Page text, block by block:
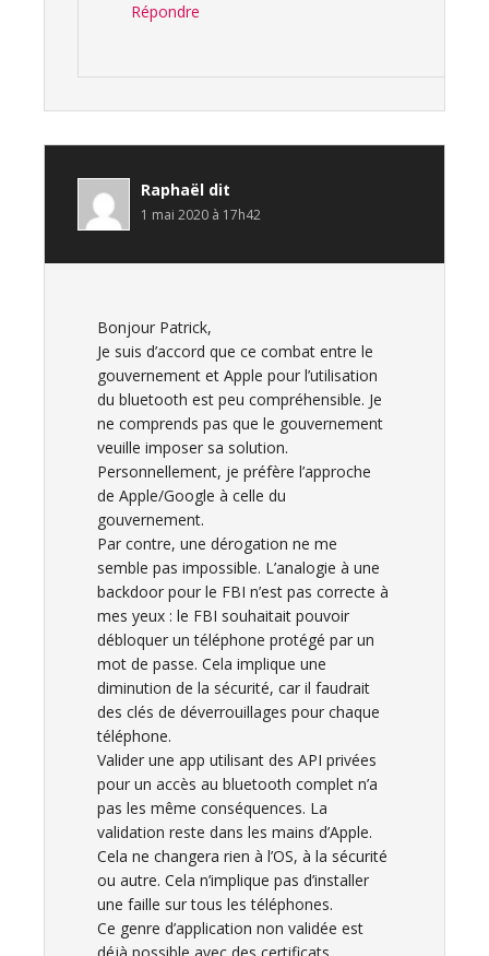
Répondre
Raphaël dit
1 mai 2020 à 17h42
Bonjour Patrick,
Je suis d’accord que ce combat entre le
gouvernement et Apple pour l’utilisation
du bluetooth est peu compréhensible. Je
ne comprends pas que le gouvernement
veuille imposer sa solution.
Personnellement, je préfère l’approche
de Apple/Google à celle du
gouvernement.
Par contre, une dérogation ne me
semble pas impossible. L’analogie à une
backdoor pour le FBI n’est pas correcte à
mes yeux : le FBI souhaitait pouvoir
débloquer un téléphone protégé par un
mot de passe. Cela implique une
diminution de la sécurité, car il faudrait
des clés de déverrouillages pour chaque
téléphone.
Valider une app utilisant des API privées
pour un accès au bluetooth complet n’a
pas les même conséquences. La
validation reste dans les mains d’Apple.
Cela ne changera rien à l’OS, à la sécurité
ou autre. Cela n’implique pas d’installer
une faille sur tous les téléphones.
Ce genre d’application non validée est